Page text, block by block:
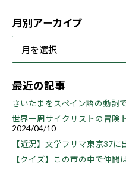
月別アーカイブ
最近の記事
さいたまをスペイン語の動詞
世界一周サイクリストの冒険
2024/04/10
【近況】文学フリマ東京37に
【クイズ】この市の中で仲間